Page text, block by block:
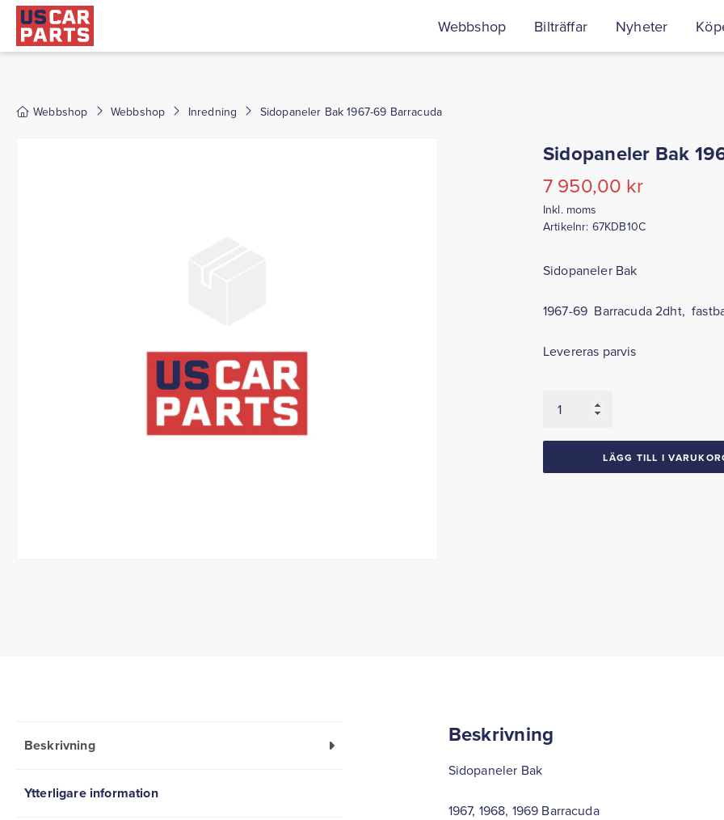
Webbshop Bilträffar Nyheter
Webbshop Webbshop Inredning Sidopaneler Bak 1967-69 Barracuda
Sidopaneler Bak
7 950,00 kr
Inkl. moms
Artikelnr: 67KDB10C
Sidopaneler Bak
1967-69 Barracuda 2dht,
Levereras parvis
Bak
LÄGG TILL I
Beskrivning
Ytterligare information
Beskrivning
Sidopaneler Bak
1967, 1968, 1969 Barracuda